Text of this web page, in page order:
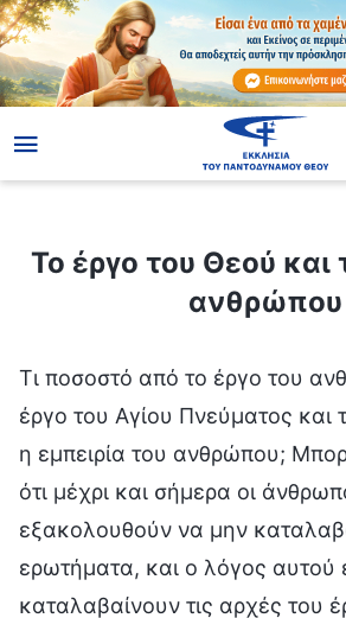
Το έργο του Θεού και το έργο του
Το έργο του Θεού και
ανθρώπου
Τι ποσοστό από το έργο του
έργο του Αγίου Πνεύματος και
η εμπειρία του ανθρώπου;
ότι μέχρι και σήμερα οι
εξακολουθούν να μην
ερωτήματα, και ο λόγος αυτού
καταλαβαίνουν τις αρχές του